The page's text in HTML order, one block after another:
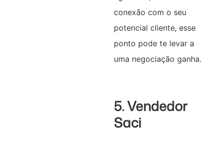
conexão com o seu
potencial cliente, esse
ponto pode te levar a
uma negociação ganha.
5. Vendedor
Saci